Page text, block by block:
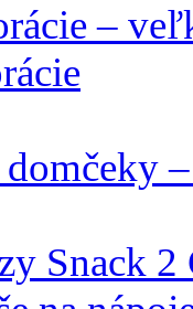
–
domčeky
Snack 2